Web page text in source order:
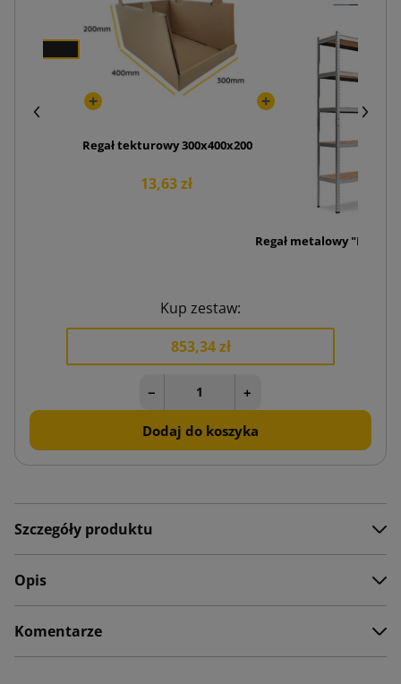
Regał tekturowy 300x400x200
13,63 zł
Regał metalowy "Primo
Kup zestaw:
853,34 zł
− +
Dodaj do koszyka
Szczegóły produktu
Opis
Komentarze